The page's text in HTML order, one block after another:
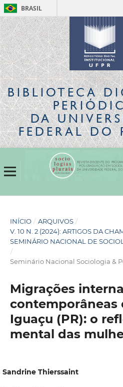
BRASIL
BIBLIOTECA
DA
FEDERAL DO
INÍCIO / ARQUIVOS /
V. 10 N. 2 (2024): ARTIGOS DA
SEMINÁRIO NACIONAL DE
/
Seminário Nacional Sociologia &
Migrações
contemporâneas
Iguaçu (PR): o
mental das
Sandrine Thierssaint